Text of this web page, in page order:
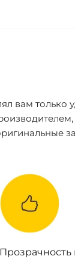
вам только
Прозрачность